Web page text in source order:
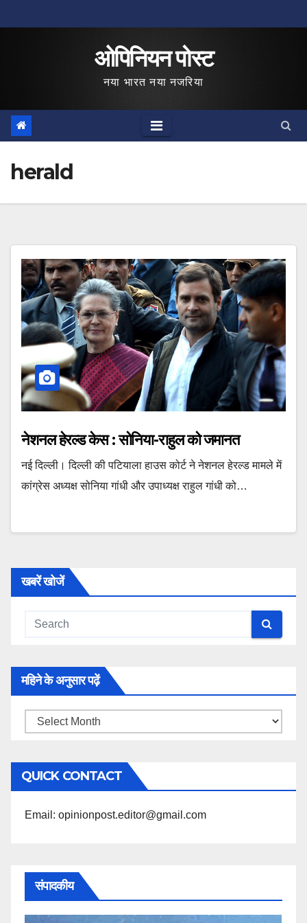
to
ओपिनियन पोस्ट
नया भारत नया नजरिया
herald
नेशनल हेरल्ड केस : सोनिया-राहुल को जमानत
नई दिल्ली। दिल्ली की पटियाला हाउस कोर्ट ने नेशनल हेरल्ड मामले में
कांग्रेस अध्यक्ष सोनिया गांधी और उपाध्यक्ष राहुल गांधी को…
खबरें खोजें
महिने के अनुसार पढ़ें
महिने
अनुसार
पढ़ें
QUICK CONTACT
Email: opinionpost.editor@gmail.com
संपादकीय